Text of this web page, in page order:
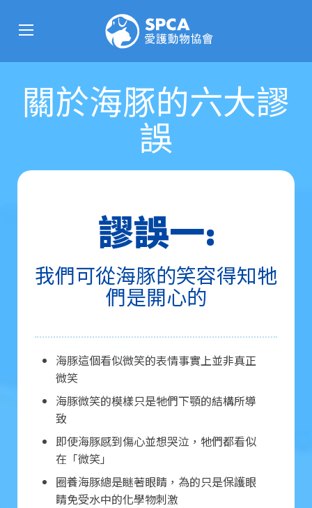
關於海豚的六大謬
誤
謬誤一:
我們可從海豚的笑容得知牠
們是開心的
海豚這個看似微笑的表情事實上並非真正
微笑
海豚微笑的模樣只是牠們下顎的結構所導
致
即使海豚感到傷心並想哭泣，牠們都看似
在「微笑」
圈養海豚總是瞇著眼睛，為的只是保護眼
睛免受水中的化學物刺激